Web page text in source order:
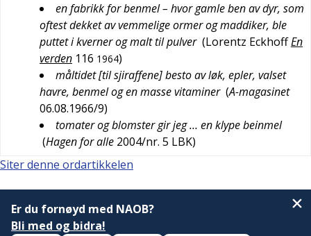
en fabrikk for benmel – hvor gamle ben av dyr, som
oftest dekket av vemmelige ormer og maddiker, ble
puttet i kverner og malt til pulver (Lorentz EckhoffEn
verden 116 1964)
måltidet [til sjiraffene] besto av løk, epler, valset
havre, benmel og en masse vitaminer (A-magasinet
06.08.1966/9)
tomater og blomster gir jeg … en klype beinmel
(Hagen for alle 2004/nr. 5 LBK)
Siter denne ordartikkelen
Er du fornøyd med NAOB?
Bli med og bidra!